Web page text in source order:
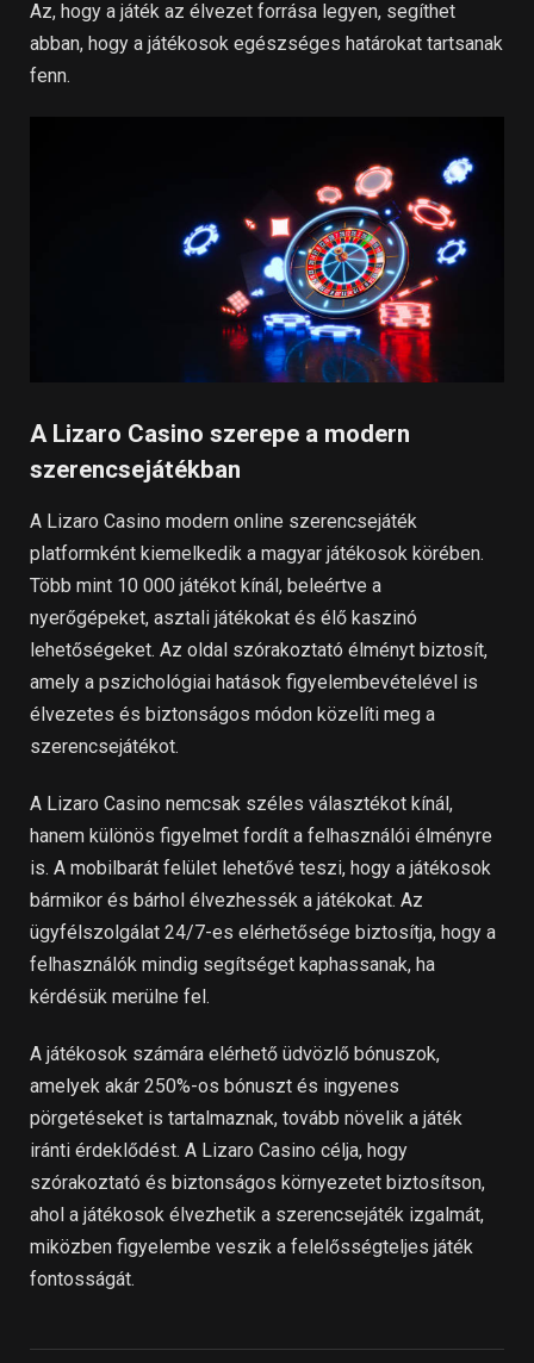
Az, hogy a játék az élvezet forrása legyen, segíthet
abban, hogy a játékosok egészséges határokat tartsanak
fenn.
A Lizaro Casino szerepe a modern
szerencsejátékban
A Lizaro Casino modern online szerencsejáték
platformként kiemelkedik a magyar játékosok körében.
Több mint 10 000 játékot kínál, beleértve a
nyerőgépeket, asztali játékokat és élő kaszinó
lehetőségeket. Az oldal szórakoztató élményt biztosít,
amely a pszichológiai hatások figyelembevételével is
élvezetes és biztonságos módon közelíti meg a
szerencsejátékot.
A Lizaro Casino nemcsak széles választékot kínál,
hanem különös figyelmet fordít a felhasználói élményre
is. A mobilbarát felület lehetővé teszi, hogy a játékosok
bármikor és bárhol élvezhessék a játékokat. Az
ügyfélszolgálat 24/7-es elérhetősége biztosítja, hogy a
felhasználók mindig segítséget kaphassanak, ha
kérdésük merülne fel.
A játékosok számára elérhető üdvözlő bónuszok,
amelyek akár 250%-os bónuszt és ingyenes
pörgetéseket is tartalmaznak, tovább növelik a játék
iránti érdeklődést. A Lizaro Casino célja, hogy
szórakoztató és biztonságos környezetet biztosítson,
ahol a játékosok élvezhetik a szerencsejáték izgalmát,
miközben figyelembe veszik a felelősségteljes játék
fontosságát.